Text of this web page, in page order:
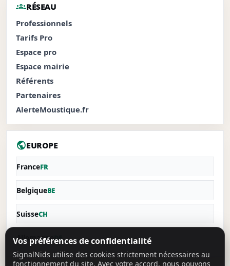
groupsRÉSEAU
Professionnels
Tarifs Pro
Espace pro
Espace mairie
Référents
Partenaires
AlerteMoustique.fr
publicEUROPE
FranceFR
BelgiqueBE
SuisseCH
AllemagneDE
Vos préférences de confidentialité
SignalNids utilise des cookies strictement nécessaires au
fonctionnement du site. Avec votre accord, nous pouvons